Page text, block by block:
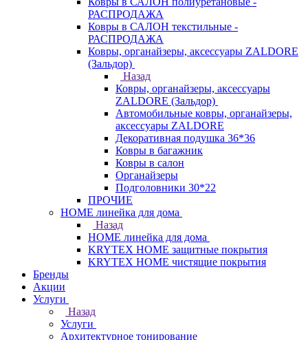
РАСПРОДАЖА
Ковры в САЛОН текстильные -
РАСПРОДАЖА
Ковры, органайзеры, аксессуары ZALDORE
(Зальдор)
Назад
Ковры, органайзеры, аксессуары
ZALDORE (Зальдор)
Автомобильные ковры, органайзеры,
аксессуары ZALDORE
Декоративная подушка 36*36
Ковры в багажник
Ковры в салон
Органайзеры
Подголовники 30*22
ПРОЧИЕ
HOME линейка для дома
Назад
HOME линейка для дома
KRYTEX HOME защитные покрытия
KRYTEX HOME чистящие покрытия
Бренды
Акции
Услуги
Назад
Услуги
Архитектурное тонирование